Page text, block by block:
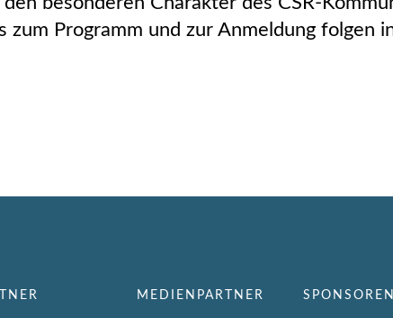
Programm und zur Anmeldung folgen
MEDIENPARTNER SPONSOREN